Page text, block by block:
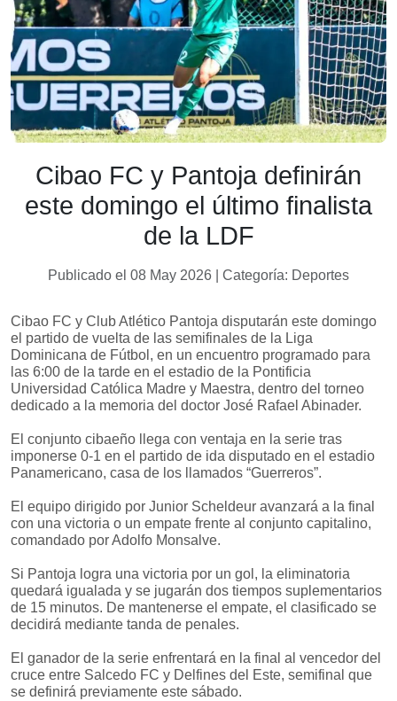
Cibao FC y Pantoja definirán
este domingo el último finalista
de la LDF
Publicado el 08 May 2026 | Categoría: Deportes
Cibao FC y Club Atlético Pantoja disputarán este domingo
el partido de vuelta de las semifinales de la Liga
Dominicana de Fútbol, en un encuentro programado para
las 6:00 de la tarde en el estadio de la Pontificia
Universidad Católica Madre y Maestra, dentro del torneo
dedicado a la memoria del doctor José Rafael Abinader.
El conjunto cibaeño llega con ventaja en la serie tras
imponerse 0-1 en el partido de ida disputado en el estadio
Panamericano, casa de los llamados “Guerreros”.
El equipo dirigido por Junior Scheldeur avanzará a la final
con una victoria o un empate frente al conjunto capitalino,
comandado por Adolfo Monsalve.
Si Pantoja logra una victoria por un gol, la eliminatoria
quedará igualada y se jugarán dos tiempos suplementarios
de 15 minutos. De mantenerse el empate, el clasificado se
decidirá mediante tanda de penales.
El ganador de la serie enfrentará en la final al vencedor del
cruce entre Salcedo FC y Delfines del Este, semifinal que
se definirá previamente este sábado.